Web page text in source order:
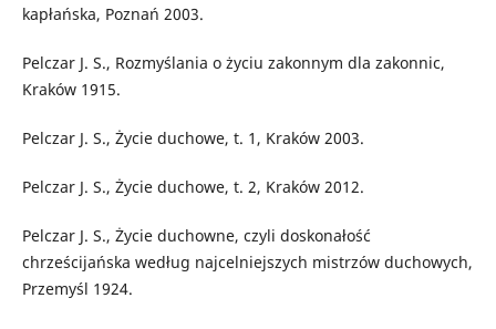
kapłańska, Poznań 2003.
Pelczar J. S., Rozmyślania o życiu zakonnym dla zakonnic,
Kraków 1915.
Pelczar J. S., Życie duchowe, t. 1, Kraków 2003.
Pelczar J. S., Życie duchowe, t. 2, Kraków 2012.
Pelczar J. S., Życie duchowne, czyli doskonałość
chrześcijańska według najcelniejszych mistrzów duchowych,
Przemyśl 1924.